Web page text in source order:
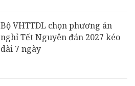
Bộ VHTTDL chọn phương án
nghỉ Tết Nguyên đán 2027 kéo
dài 7 ngày